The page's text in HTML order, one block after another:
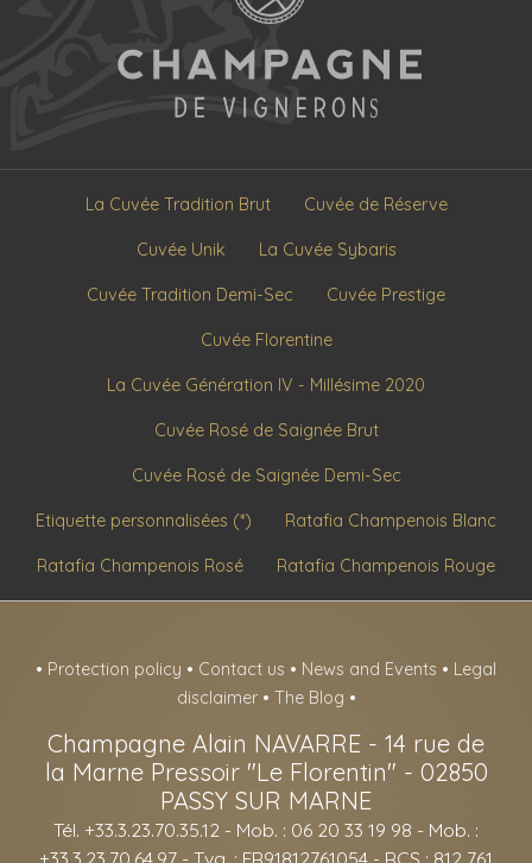
La Cuvée Tradition Brut Cuvée de Réserve
Cuvée Unik La Cuvée Sybaris
Cuvée Tradition Demi-Sec Cuvée Prestige
Cuvée Florentine
La Cuvée Génération IV - Millésime 2020
Cuvée Rosé de Saignée Brut
Cuvée Rosé de Saignée Demi-Sec
Etiquette personnalisées (*) Ratafia Champenois Blanc
Ratafia Champenois Rosé Ratafia Champenois Rouge
• Protection policy • Contact us • News and Events • Legal
disclaimer • The Blog •
Champagne Alain NAVARRE - 14 rue de
la Marne Pressoir "Le Florentin" - 02850
PASSY SUR MARNE
Tél. +33.3.23.70.35.12 - Mob. : 06 20 33 19 98 - Mob. :
+33.3.23.70.64.97 - Tva. : FR91812761054 - RCS : 812 761